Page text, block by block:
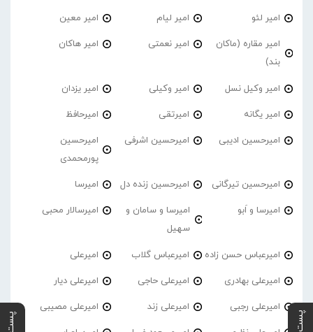
امیر لئو امیر لیام امیر معین
امیر مقاره (ماکان
بند)
امیر نعمتی امیر هاکان
امیر وکیل نسل امیر وکیلی امیر یزدان
امیر یگانه امیرتقی امیرحافظ
امیرحسین ادیبی امیرحسین اشرفی
امیرحسین
پورمحمدی
امیرحسین تیرگانی امیرحسین زنده دل امیرسا
امیرسا و اَبو
امیرسا و سامان و
سهیل
امیرسالار محبی
امیرعباس حسن زاده امیرعباس گلاب امیرعلی
امیرعلی بهادری امیرعلی حاجی امیرعلی دیار
امیرعلی رجبی امیرعلی زند امیرعلی مصیبی